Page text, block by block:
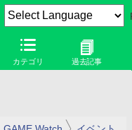
カテゴリ 過去記事